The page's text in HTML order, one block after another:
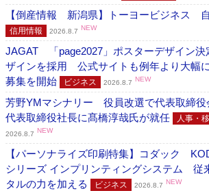
【倒産情報 新潟県】トーヨービジネス
信用情報 2026.8.7 NEW
JAGAT 「page2027」ポスターデザイン決
ザインを採用 公式サイトも例年より大幅
募集を開始
ビジネス 2026.8.7 NEW
芳野YMマシナリー 役員改選で代表取締役
代表取締役社長に髙橋淳哉氏が就任
人事・
2026.8.7 NEW
【パーソナライズ印刷特集】コダック
シリーズ インプリンティングシステム 従
タルの力を加える
ビジネス 2026.8.7 NEW